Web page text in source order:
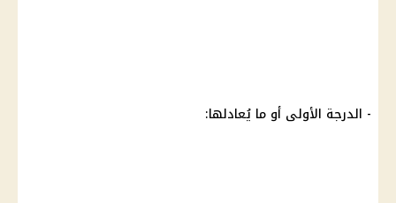
- الدرجة الأولى أو ما يُعادلها: